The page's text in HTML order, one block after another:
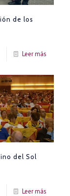
de los
Leer más
del Sol
Leer más